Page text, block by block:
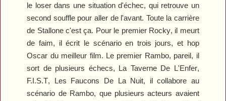
le loser dans une situation d'échec, qui retrouve un
second souffle pour aller de l'avant. Toute la carrière
de Stallone c'est ça. Pour le premier Rocky, il meurt
de faim, il écrit le scénario en trois jours, et hop
Oscar du meilleur film. Le premier Rambo, pareil, il
sort de plusieurs échecs, La Taverne De L'Enfer,
F.I.S.T, Les Faucons De La Nuit, il collabore au
scénario de Rambo, que plusieurs acteurs avaient